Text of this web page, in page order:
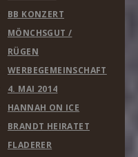
BB KONZERT
MÖNCHSGUT /
RÜGEN
WERBEGEMEINSCHAFT
4. MAI 2014
HANNAH ON ICE
BRANDT HEIRATET
FLADERER